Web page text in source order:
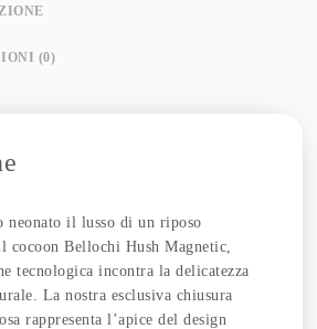
(0)
neonato il lusso di un riposo
cocoon Bellochi Hush Magnetic,
tecnologica incontra la delicatezza
La nostra esclusiva chiusura
rappresenta l’apice del design